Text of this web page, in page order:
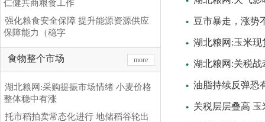
仁健共商粮食工作
强化粮食安全保障 提升能源资源供应
保障能力（稳字
食物整个市场 more
湖北粮网:采购提振市场情绪 小麦价格
整体稳中有涨
托市稻拍卖常态化进行 地储稻谷轮出
豆市暴走，涨势
湖北粮网:玉米
湖北粮网:关税
油脂持续反弹恐
关税层层叠高 玉